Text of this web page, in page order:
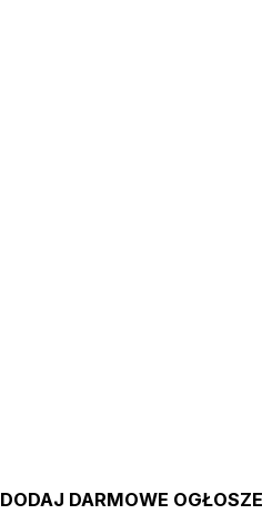
DODAJ DARMOWE